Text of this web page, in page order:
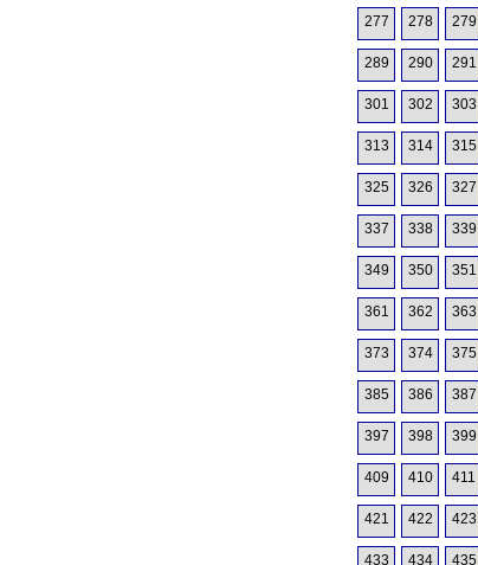
277 278 279
289 290 291
301 302 303
313 314 315
325 326 327
337 338 339
349 350 351
361 362 363
373 374 375
385 386 387
397 398 399
409 410 411
421 422 423
433 434 435